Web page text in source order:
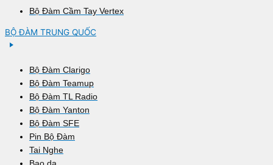
Bộ Đàm Cầm Tay Vertex
BỘ ĐÀM TRUNG QUỐC
Bộ Đàm Clarigo
Bộ Đàm Teamup
Bộ Đàm TL Radio
Bộ Đàm Yanton
Bộ Đàm SFE
Pin Bộ Đàm
Tai Nghe